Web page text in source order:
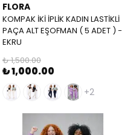
FLORA
KOMPAK İKİ İPLİK KADIN LASTİKLİ
PAÇA ALT EŞOFMAN ( 5 ADET ) -
EKRU
₺ 1,500.00
₺ 1,000.00
+2